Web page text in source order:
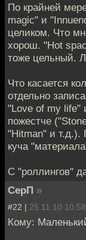
По крайней
magic" и
целиком. Что
хорош. "Hot
тоже цельный.
Что касается
отдельно
"Love of my life"
пожестче
"Hitman" и т.д.).
куча
C "роллингов"
СерП »
#22 | 25.11.10 10:58
Кому: